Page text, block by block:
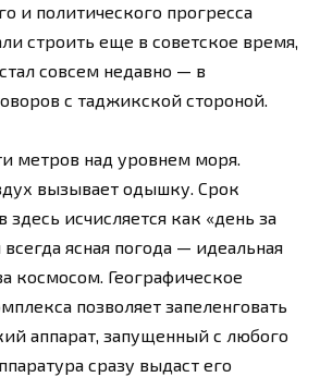
и политического прогресса
строить еще в советское время,
совсем недавно — в
с таджикской стороной.
метров над уровнем моря.
вызывает одышку. Срок
исчисляется как «день за
ясная погода — идеальная
космосом. Географическое
позволяет запеленговать
аппарат, запущенный с любого
сразу выдаст его